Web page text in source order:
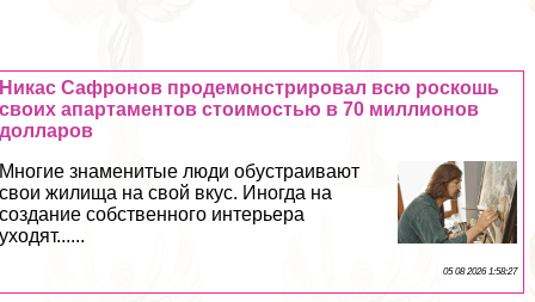
Никас Сафронов продемонстрировал всю роскошь
своих апартаментов стоимостью в 70 миллионов
долларов
Многие знаменитые люди обустраивают
свои жилища на свой вкус. Иногда на
создание собственного интерьера
уходят......
05 08 2026 1:58:27